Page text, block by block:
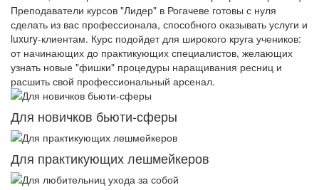
Преподаватели курсов "Лидер" в Рогачеве готовы с нуля
сделать из вас профессионала, способного оказывать услуги и
luxury-клиентам. Курс подойдет для широкого круга учеников:
от начинающих до практикующих специалистов, желающих
узнать новые "фишки" процедуры наращивания ресниц и
расшить свой профессиональный арсенал.
Для новичков бьюти-сферы
Для практикующих лешмейкеров